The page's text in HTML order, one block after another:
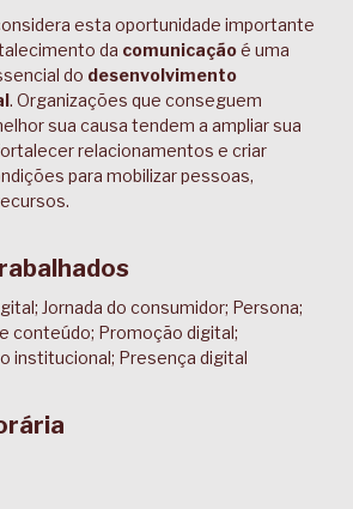
esta oportunidade importante
da comunicaçãoé uma
do desenvolvimento
. Organizações que conseguem
sua causa tendem a ampliar sua
relacionamentos e criar
para mobilizar pessoas,
Jornada do consumidor; Persona;
conteúdo; Promoção digital;
institucional; Presença digital